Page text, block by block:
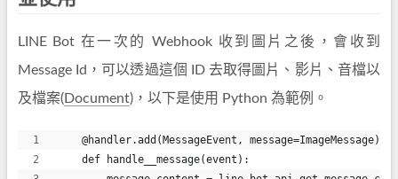
LINE Bot 在一次的 Webhook 收到圖片之後，會收到
Message Id，可以透過這個 ID 去取得圖片、影片、音檔以
及檔案(Document)，以下是使用 Python 為範例。
    @handler.add(MessageEvent, message=ImageMessage)
    def handle__message(event):